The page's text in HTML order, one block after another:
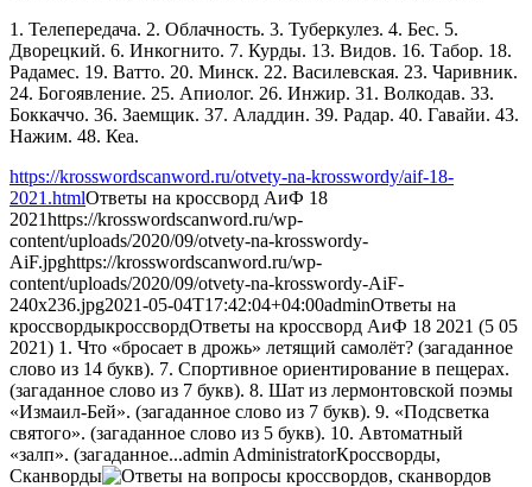
1. Телепередача. 2. Облачность. 3. Туберкулез. 4. Бес. 5.
Дворецкий. 6. Инкогнито. 7. Курды. 13. Видов. 16. Табор. 18.
Радамес. 19. Ватто. 20. Минск. 22. Василевская. 23. Чаривник.
24. Богоявление. 25. Апиолог. 26. Инжир. 31. Волкодав. 33.
Боккаччо. 36. Заемщик. 37. Аладдин. 39. Радар. 40. Гавайи. 43.
Нажим. 48. Кеа.
https://krosswordscanword.ru/otvety-na-krosswordy/aif-18-
2021.htmlОтветы на кроссворд АиФ 18
2021https://krosswordscanword.ru/wp-
content/uploads/2020/09/otvety-na-krosswordy-
AiF.jpghttps://krosswordscanword.ru/wp-
content/uploads/2020/09/otvety-na-krosswordy-AiF-
240x236.jpg2021-05-04T17:42:04+04:00adminОтветы на
кроссвордыкроссвордОтветы на кроссворд АиФ 18 2021 (5 05
2021) 1. Что «бросает в дрожь» летящий самолёт? (загаданное
слово из 14 букв). 7. Спортивное ориентирование в пещерах.
(загаданное слово из 7 букв). 8. Шат из лермонтовской поэмы
«Измаил-Бей». (загаданное слово из 7 букв). 9. «Подсветка
святого». (загаданное слово из 5 букв). 10. Автоматный
«залп». (загаданное...admin AdministratorКроссворды,
Сканворды